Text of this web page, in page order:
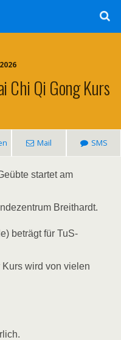
Chi Qi Gong Kurs
Mail SMS
startet am
Breithardt.
beträgt für TuS-
wird von vielen